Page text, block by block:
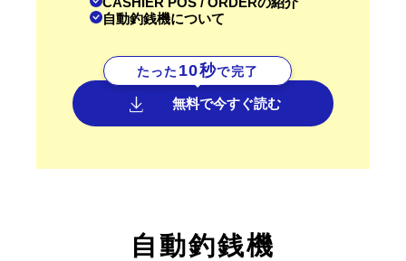
自動釣銭機について
たった 10秒で完了
無料で今すぐ読む
自動釣銭機